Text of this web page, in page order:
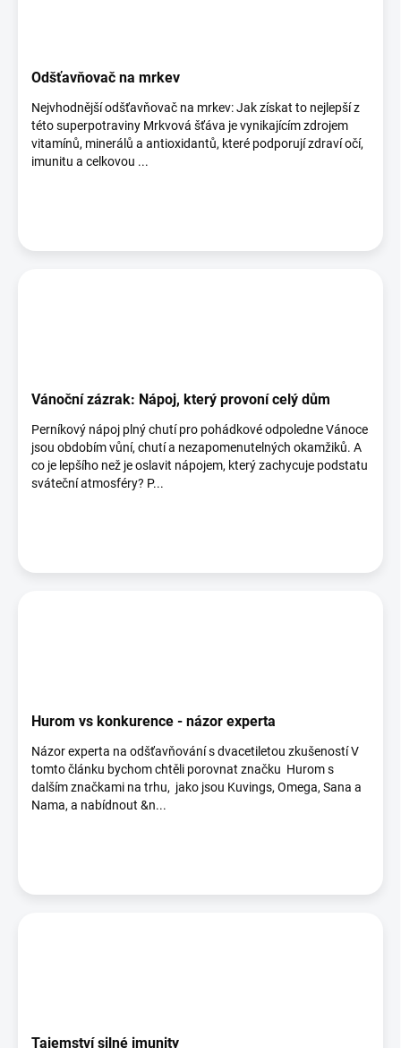
Odšťavňovač na mrkev
Nejvhodnější odšťavňovač na mrkev: Jak získat to nejlepší z
této superpotraviny Mrkvová šťáva je vynikajícím zdrojem
vitamínů, minerálů a antioxidantů, které podporují zdraví očí,
imunitu a celkovou ...
Vánoční zázrak: Nápoj, který provoní celý dům
Perníkový nápoj plný chutí pro pohádkové odpoledne Vánoce
jsou obdobím vůní, chutí a nezapomenutelných okamžiků. A
co je lepšího než je oslavit nápojem, který zachycuje podstatu
sváteční atmosféry? P...
Hurom vs konkurence - názor experta
Názor experta na odšťavňování s dvacetiletou zkušeností V
tomto článku bychom chtěli porovnat značku Hurom s
dalším značkami na trhu, jako jsou Kuvings, Omega, Sana a
Nama, a nabídnout &n...
Tajemství silné imunity